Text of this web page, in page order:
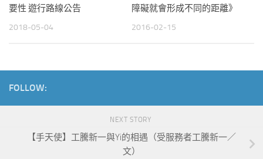
要性 遊行路線公告
2018-05-04
障礙就會形成不同的距離》
2016-02-15
FOLLOW:
NEXT STORY
【手天使】工騰新一與Yi的相遇（受服務者工騰新一／
文）